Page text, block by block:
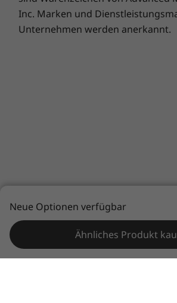
* Für EPEAT registriert, sofern zutreffend. Den
einzelne Länder finden Sie unter www.epeat.net.
Die technischen Daten können je nach
Inc. Marken und
Unternehmen werden anerkannt.
Zurück nach oben
Neue Optionen verfügbar
Ähnliches Produkt